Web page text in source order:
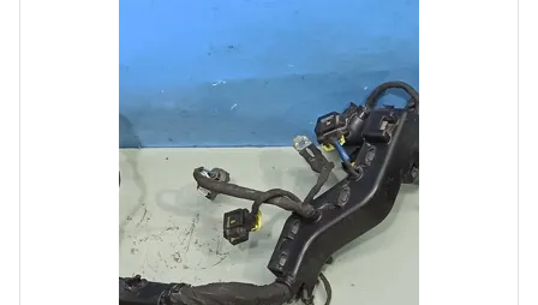
б/у
Горловина топливного бака Kia SOUL 2